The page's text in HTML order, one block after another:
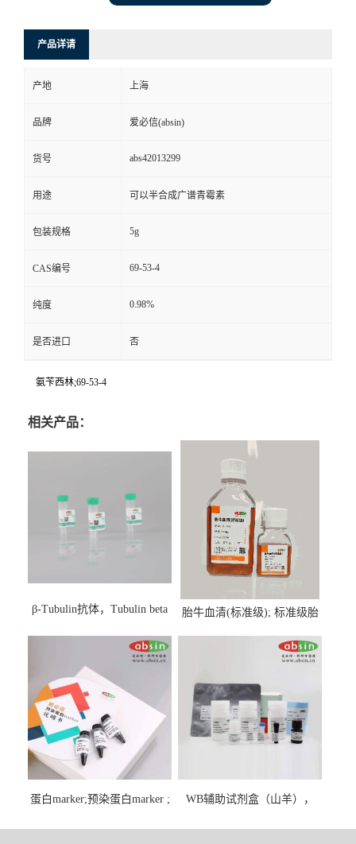
产品详请
产地 上海
品牌 爱必信(absin)
货号 abs42013299
用途 可以半合成广谱青霉素
包装规格 5g
CAS编号 69-53-4
纯度 0.98%
是否进口 否
氨苄西林;69-53-4
相关产品：
β-Tubulin抗体，Tubulin beta
胎牛血清(标准级); 标准级胎
蛋白marker;预染蛋白marker ;
WB辅助试剂盒（山羊），